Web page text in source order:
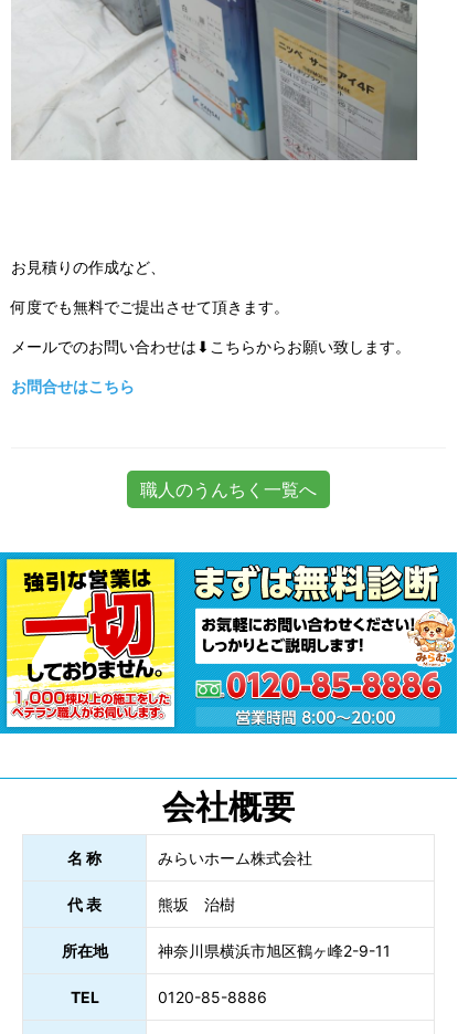
お見積りの作成など、
何度でも無料でご提出させて頂きます。
メールでのお問い合わせは⬇こちらからお願い致します。
お問合せはこちら
職人のうんちく一覧へ
会社概要
名 称 みらいホーム株式会社
代 表 熊坂 治樹
所在地 神奈川県横浜市旭区鶴ヶ峰2-9-11
TEL 0120-85-8886